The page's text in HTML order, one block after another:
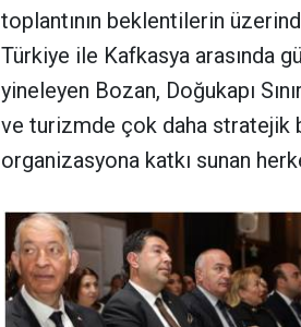
toplantının beklentilerin
Türkiye ile Kafkasya arasında
yineleyen Bozan, Doğukapı
ve turizmde çok daha stratejik
organizasyona katkı sunan